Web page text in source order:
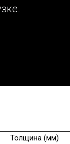
Толщина (мм)